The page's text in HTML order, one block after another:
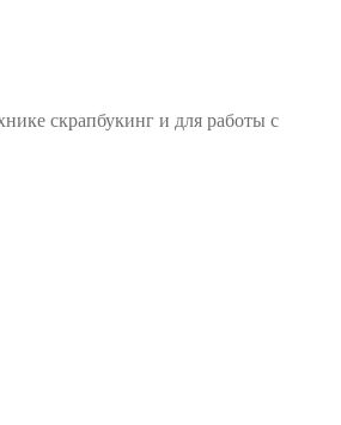
скрапбукинг и для работы с